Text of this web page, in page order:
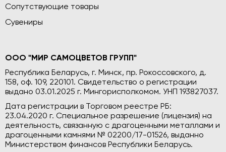
Сопутствующие товары
Сувениры
ООО "МИР САМОЦВЕТОВ ГРУПП"
Республика Беларусь, г. Минск, пр. Рокоссовского, д.
158, оф. 109, 220101. Свидетельство о регистрации
выдано 03.01.2025 г. Мингорисполкомом. УНП 193827037.
Дата регистрации в Торговом реестре РБ:
23.04.2020 г. Специальное разрешение (лицензия) на
деятельность, связанную с драгоценными металлами и
драгоценными камнями № 02200/17-01526, выданно
Министерством финансов Республики Беларусь.